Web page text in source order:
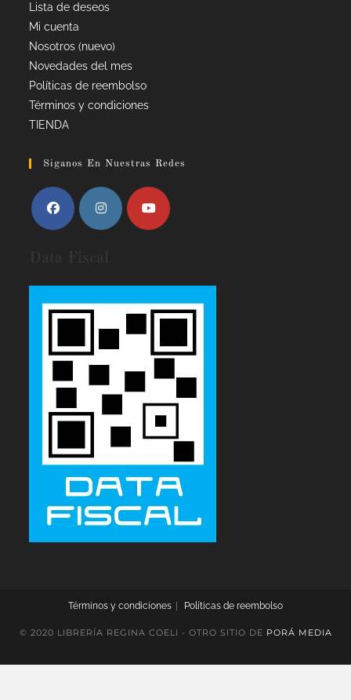
Lista de deseos
Mi cuenta
Nosotros (nuevo)
Novedades del mes
Políticas de reembolso
Términos y condiciones
TIENDA
Siganos En Nuestras Redes
Términos y condiciones Políticas de reembolso
© 2020 LIBRERÍA REGINA COELI - OTRO SITIO DE PORÁ MEDIA